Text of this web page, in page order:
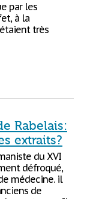
par les
à la
très
Rabelais:
extraits?
du XVI
défroqué,
médecine. il
de